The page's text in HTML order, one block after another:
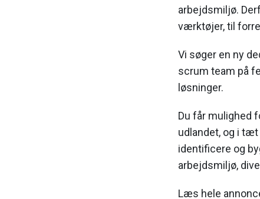
arbejdsmiljø.
værktøjer, til
Vi søger en ny
scrum team på
løsninger.
Du får mulighed
udlandet, og i
identificere og
arbejdsmiljø,
Læs hele